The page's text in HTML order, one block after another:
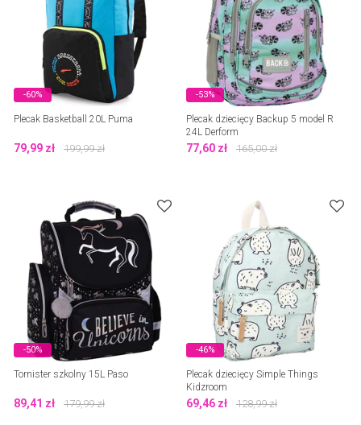
-60%
Plecak Basketball 20L Puma
79,99 zł 199,99zł
-53%
Plecak dziecięcy Backup 5 model R
24L Derform
77,60 zł 165,00zł
-50%
Tornister szkolny 15L Paso
89,41 zł 179,99zł
-46%
Plecak dziecięcy Simple Things
Kidzroom
69,46 zł 128,99zł